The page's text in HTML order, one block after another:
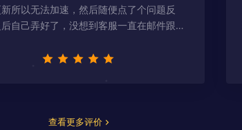
所以无法加速，然后随便点了个问题反
自己弄好了，没想到客服一直在邮件跟
查看更多评价